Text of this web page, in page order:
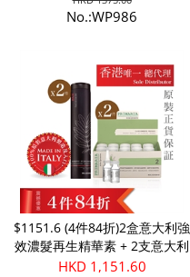
No.:WP986
$1151.6 (4件84折)2盒意大利強
效濃髮再生精華素 + 2支意大利
男士濃髮豐盈洗髮露
HKD 1,151.60